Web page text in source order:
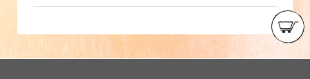
ません。
詳しくはこちら
フォームでのお問い合わせ